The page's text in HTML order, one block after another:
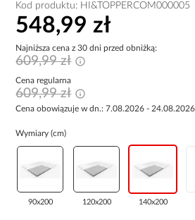
Kod produktu: HI&TOPPERCOM000005
548,99 zł
Najniższa cena z 30 dni przed obniżką:
609,99 zł
Cena regularna
609,99 zł
Cena obowiązuje w dn.: 7.08.2026 - 24.08.2026
Wymiary (cm)
90x200 120x200 140x200